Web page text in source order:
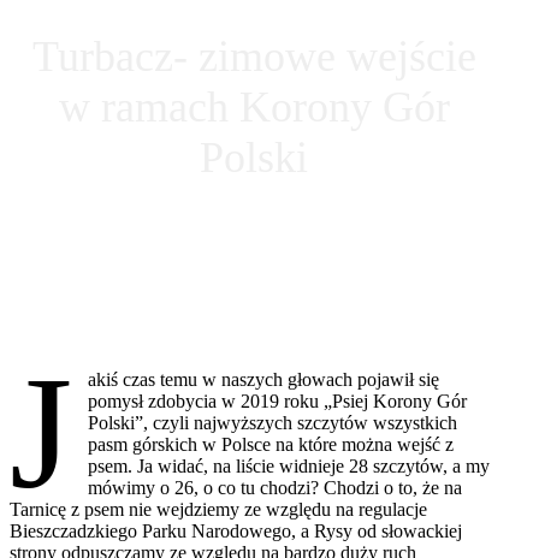
J
akiś czas temu w naszych głowach pojawił się
pomysł zdobycia w 2019 roku „Psiej Korony Gór
Polski”, czyli najwyższych szczytów wszystkich
pasm górskich w Polsce na które można wejść z
psem. Ja widać, na liście widnieje 28 szczytów, a my
mówimy o 26, o co tu chodzi? Chodzi o to, że na
Tarnicę z psem nie wejdziemy ze względu na regulacje
Bieszczadzkiego Parku Narodowego, a Rysy od słowackiej
strony odpuszczamy ze względu na bardzo duży ruch